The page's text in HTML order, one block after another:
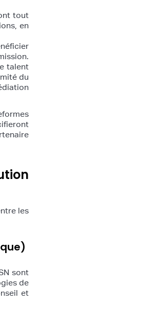
tout
en
talent
du
les
sont
de
et